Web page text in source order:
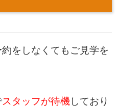
をしなくてもご見学を
スタッフが待機 しており